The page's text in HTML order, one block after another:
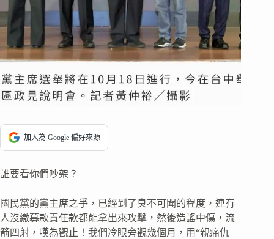
加入為 Google 偏好來源
誰要看你們吵架？
國民黨的黨主席之爭，已經到了臭不可聞的程度，連有
人沒繳募款責任款都能拿出來攻擊，然後造謠中傷，流
箭四射，嘆為觀止！我們冷眼旁觀幾個月，用“親痛仇